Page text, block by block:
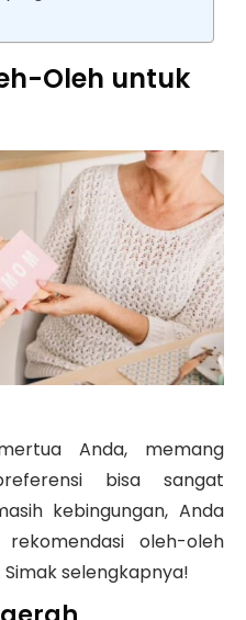
Oleh untuk
Anda, memang
bisa sangat
kebingungan, Anda
oleh-oleh
selengkapnya!